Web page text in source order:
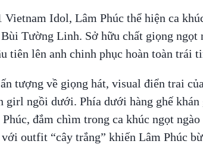
Vietnam Idol, Lâm Phúc thể hiện ca
Tường Linh. Sở hữu chất giọng ngọt
tiên lên anh chinh phục hoàn toàn trái
tượng về giọng hát, visual điển trai
girl ngồi dưới. Phía dưới hàng ghế khán
đắm chìm trong ca khúc ngọt
outfit “cây trắng” khiến Lâm Phúc